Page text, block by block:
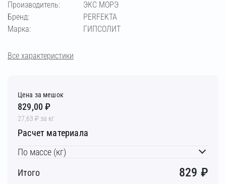
Производитель:
ЭКС МОРЭ
Бренд:
PERFEKTA
Марка:
ГИПСОЛИТ
Все характеристики
Цена за мешок
829,00 ₽
27,63 ₽ за кг
Расчет материала
По массе (кг)
Итого
829 ₽